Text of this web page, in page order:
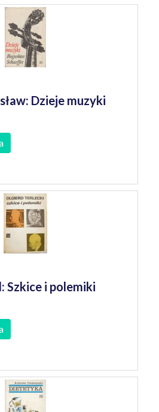
Dzieje muzyki
Szkice i polemiki